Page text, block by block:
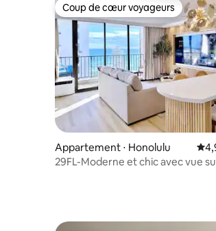
Coup de cœur voyageurs
Coup de cœur voyageurs
Appartement ⋅ Honolulu
29FL-Moderne et chic avec vue
l'océan 1 chambre avec parking